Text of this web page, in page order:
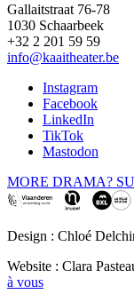
Gallaitstraat 76-78
1030 Schaarbeek
+32 2 201 59 59
info@kaaitheater.be
Instagram
Facebook
LinkedIn
TikTok
Mastodon
MORE DRAMA?
Design : Chloé
Website : Clara
à vous